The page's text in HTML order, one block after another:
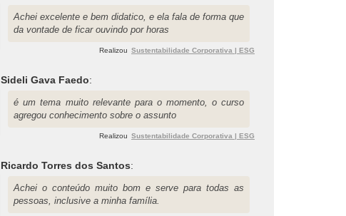
Achei excelente e bem didatico, e ela fala de forma que
da vontade de ficar ouvindo por horas
Realizou Sustentabilidade Corporativa | ESG
Sideli Gava Faedo:
é um tema muito relevante para o momento, o curso
agregou conhecimento sobre o assunto
Realizou Sustentabilidade Corporativa | ESG
Ricardo Torres dos Santos:
Achei o conteúdo muito bom e serve para todas as
pessoas, inclusive a minha família.